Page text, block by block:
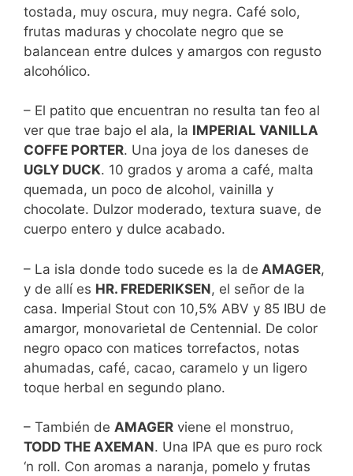
tostada, muy oscura, muy negra. Café solo,
frutas maduras y chocolate negro que se
balancean entre dulces y amargos con regusto
alcohólico.
– El patito que encuentran no resulta tan feo al
ver que trae bajo el ala, la IMPERIAL VANILLA
COFFE PORTER. Una joya de los daneses de
UGLY DUCK. 10 grados y aroma a café, malta
quemada, un poco de alcohol, vainilla y
chocolate. Dulzor moderado, textura suave, de
cuerpo entero y dulce acabado.
– La isla donde todo sucede es la de AMAGER,
y de allí es HR. FREDERIKSEN, el señor de la
casa. Imperial Stout con 10,5% ABV y 85 IBU de
amargor, monovarietal de Centennial. De color
negro opaco con matices torrefactos, notas
ahumadas, café, cacao, caramelo y un ligero
toque herbal en segundo plano.
– También de AMAGER viene el monstruo,
TODD THE AXEMAN. Una IPA que es puro rock
‘n roll. Con aromas a naranja, pomelo y frutas